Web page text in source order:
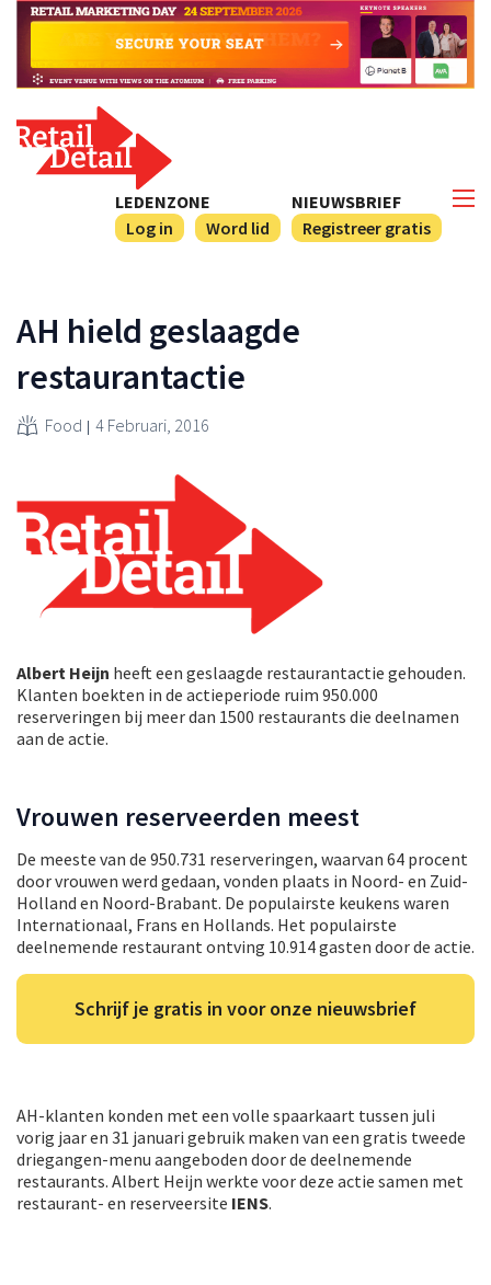
NIEUWSBRIEF
Registreer gratis
LEDENZONE
Log in
Word lid
AH hield geslaagde
restaurantactie
Food 4 Februari, 2016
Albert Heijn heeft een geslaagde restaurantactie gehouden.
Klanten boekten in de actieperiode ruim 950.000
reserveringen bij meer dan 1500 restaurants die deelnamen
aan de actie.
Vrouwen reserveerden meest
De meeste van de 950.731 reserveringen, waarvan 64 procent
door vrouwen werd gedaan, vonden plaats in Noord- en Zuid-
Holland en Noord-Brabant. De populairste keukens waren
Internationaal, Frans en Hollands. Het populairste
deelnemende restaurant ontving 10.914 gasten door de actie.
Schrijf je gratis in voor onze nieuwsbrief
AH-klanten konden met een volle spaarkaart tussen juli
vorig jaar en 31 januari gebruik maken van een gratis tweede
driegangen-menu aangeboden door de deelnemende
restaurants. Albert Heijn werkte voor deze actie samen met
restaurant- en reserveersite IENS.